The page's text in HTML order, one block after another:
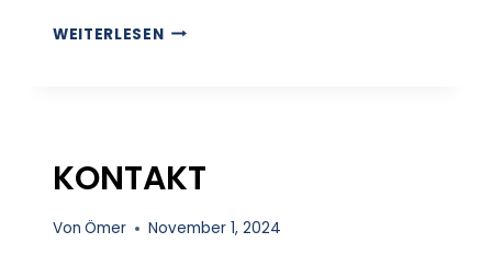
WEITERLESEN
KONTAKT
Von Ömer November 1, 2024